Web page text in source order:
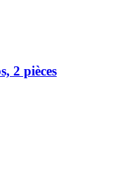
2 pièces